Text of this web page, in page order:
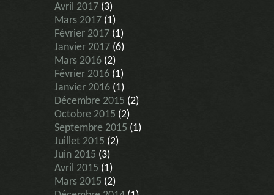
Avril 2017 (3)
Mars 2017 (1)
Février 2017 (1)
Janvier 2017 (6)
Mars 2016 (2)
Février 2016 (1)
Janvier 2016 (1)
Décembre 2015 (2)
Octobre 2015 (2)
Septembre 2015 (1)
Juillet 2015 (2)
Juin 2015 (3)
Avril 2015 (1)
Mars 2015 (2)